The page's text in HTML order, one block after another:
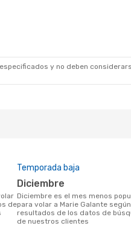
y no deben
de
Temporada baja
diciembre
diciembre es el mes menos popular
para volar a Marie Galante
resultados de los datos de
de nuestros clientes